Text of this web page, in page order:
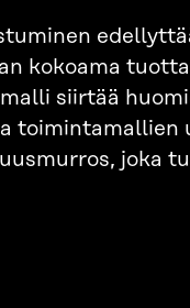
kokoama
siirtää
toimintamallien
joka